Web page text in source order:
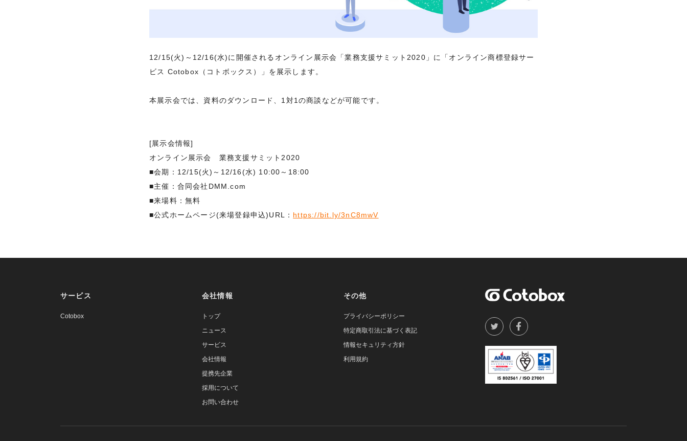
12/15(火)～12/16(水)に開催されるオンライン展示会「業務支援サミット2020」に「オンライン商標登録サー
ビス Cotobox（コトボックス）」を展示します。
本展示会では、資料のダウンロード、1対1の商談などが可能です。
[展示会情報]
オンライン展示会 業務支援サミット2020
■会期：12/15(火)～12/16(水) 10:00～18:00
■主催：合同会社DMM.com
■来場料：無料
■公式ホームページ(来場登録申込)URL： https://bit.ly/3nC8mwV
サービス
Cotobox
会社情報
トップ
ニュース
サービス
会社情報
提携先企業
採用について
お問い合わせ
その他
プライバシーポリシー
特定商取引法に基づく表記
情報セキュリティ方針
利用規約